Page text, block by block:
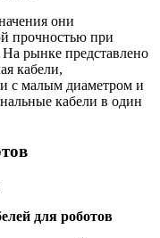
они
прочностью при
рынке представлено
кабели,
с малым диаметром и
кабели в один
для роботов